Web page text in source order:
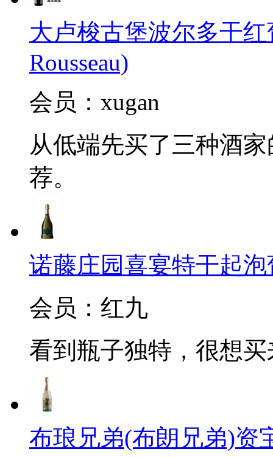
大卢梭古堡波尔多干红
Rousseau)
会员：xugan
从低端先买了三种酒
荐。
诺藤庄园喜宴特干起泡
会员：红九
看到瓶子独特，很想
布琅兄弟(布朗兄弟)资